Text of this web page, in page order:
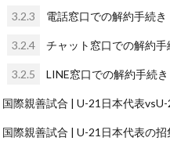
3.2.3 電話窓口での解約手続き
3.2.4 チャット窓口での解約手
3.2.5 LINE窓口での解約手続き
国際親善試合 | U-21日本代表
国際親善試合 | U-21日本代表の